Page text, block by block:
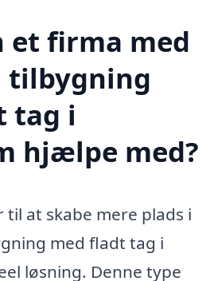
et firma med
tilbygning
tag i
hjælpe med?
at skabe mere plads i
med fladt tag i
løsning. Denne type